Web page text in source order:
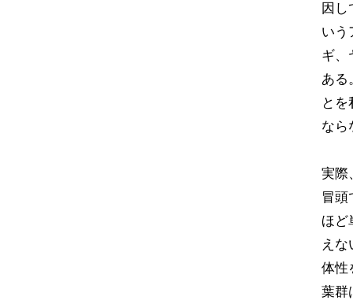
因し
いう
ギ、
ある
と
なら
実際
冒頭
ほど
え
体性
葉群